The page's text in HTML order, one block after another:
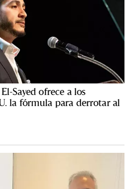
Sayed ofrece a los
la fórmula para derrotar al